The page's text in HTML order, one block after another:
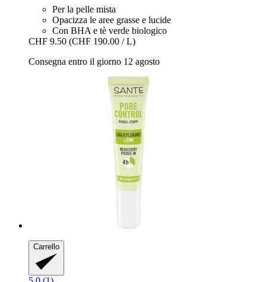
Per la pelle mista
Opacizza le aree grasse e lucide
Con BHA e tè verde biologico
CHF 9.50 (CHF 190.00 / L)
Consegna entro il giorno 12 agosto
Carrello